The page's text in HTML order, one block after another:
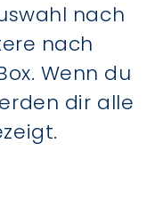
nach
nach
Wenn du
dir alle